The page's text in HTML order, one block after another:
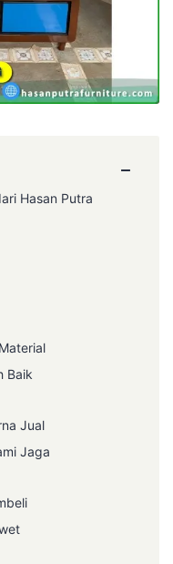
−
Hasan Putra
Baik
Jual
Jaga